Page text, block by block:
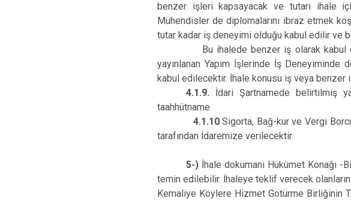
benzer işleri kapsayacak ve tutarı ihale
Mühendisler de diplomalarını ibraz etmek
tutar kadar iş deneyimi olduğu kabul edilir ve
Bu ihalede benzer iş olarak kabul
yayınlanan Yapım İşlerinde İş
kabul edilecektir. İhale konusu iş veya benzer
4.1.9. İdari Şartnamede belirtilmiş
taahhütname
4.1.10Sigorta, Bağ-kur ve Vergi
tarafından İdaremize verilecektir.
5-) İhale dokümanı Hükümet Konağı
temin edilebilir. İhaleye teklif verecek
Kemaliye Köylere Hizmet Götürme Birliğinin